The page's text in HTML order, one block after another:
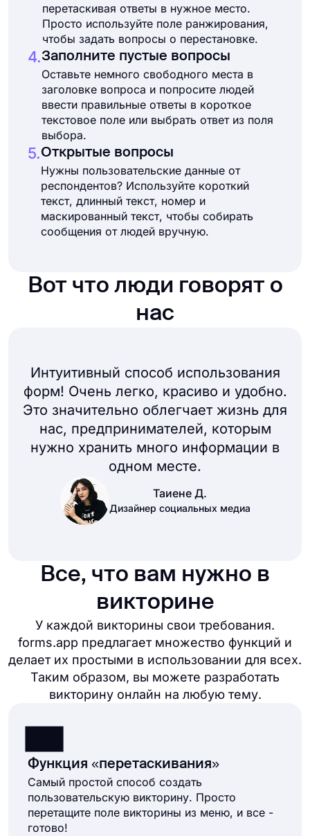
перетаскивая ответы в нужное место.
Просто используйте поле ранжирования,
чтобы задать вопросы о перестановке.
4.Заполните пустые вопросы
Оставьте немного свободного места в
заголовке вопроса и попросите людей
ввести правильные ответы в короткое
текстовое поле или выбрать ответ из поля
выбора.
5.Открытые вопросы
Нужны пользовательские данные от
респондентов? Используйте короткий
текст, длинный текст, номер и
маскированный текст, чтобы собирать
сообщения от людей вручную.
Вот что люди говорят о
нас
Интуитивный способ использования
форм! Очень легко, красиво и удобно.
Это значительно облегчает жизнь для
нас, предпринимателей, которым
нужно хранить много информации в
одном месте.
Таиене Д.
Дизайнер социальных медиа
Все, что вам нужно в
викторине
У каждой викторины свои требования.
forms.app предлагает множество функций и
делает их простыми в использовании для всех.
Таким образом, вы можете разработать
викторину онлайн на любую тему.
Функция «перетаскивания»
Самый простой способ создать
пользовательскую викторину. Просто
перетащите поле викторины из меню, и все -
готово!